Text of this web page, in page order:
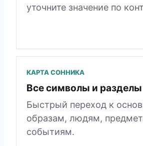
уточните значение по
КАРТА СОННИКА
Все символы и разделы
Быстрый переход к
образам, людям,
событиям.